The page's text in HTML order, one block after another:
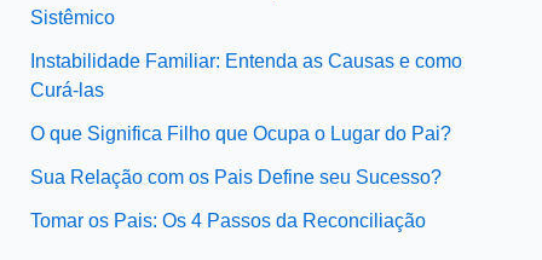
Sistêmico
Instabilidade Familiar: Entenda as Causas e como
Curá-las
O que Significa Filho que Ocupa o Lugar do Pai?
Sua Relação com os Pais Define seu Sucesso?
Tomar os Pais: Os 4 Passos da Reconciliação